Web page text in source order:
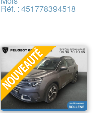
Réf. : 451778394518